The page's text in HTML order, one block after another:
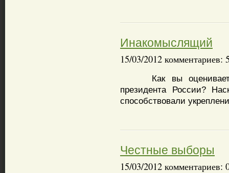
Инакомыслящий
15/03/2012 комментариев:
Как вы
президента России?
способствовали
Честные выборы
15/03/2012 комментариев: